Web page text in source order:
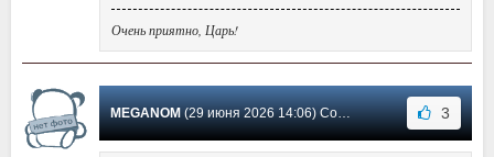
Очень приятно, Царь!
MEGANOM(29 июня 2026 14:06) Сообщение #298 3